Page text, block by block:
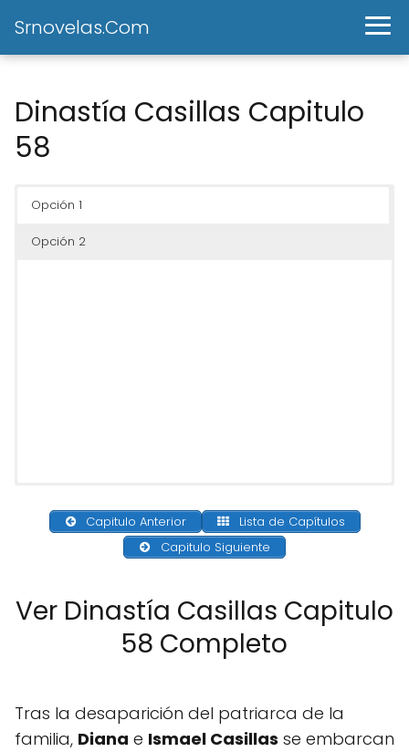
Srnovelas.Com
Dinastía Casillas Capitulo
58
Opción 1
Opción 2
Capitulo Anterior
Lista de Capítulos
Capitulo Siguiente
Ver Dinastía Casillas Capitulo
58 Completo
Tras la desaparición del patriarca de la
familia, Diana e Ismael Casillas se embarcan